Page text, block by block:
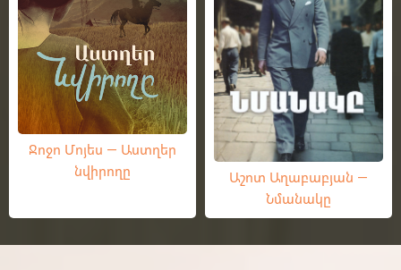
Ջոջո Մոյես — Աստղեր
նվիրողը
Աշոտ Աղաբաբյան —
Նմանակը